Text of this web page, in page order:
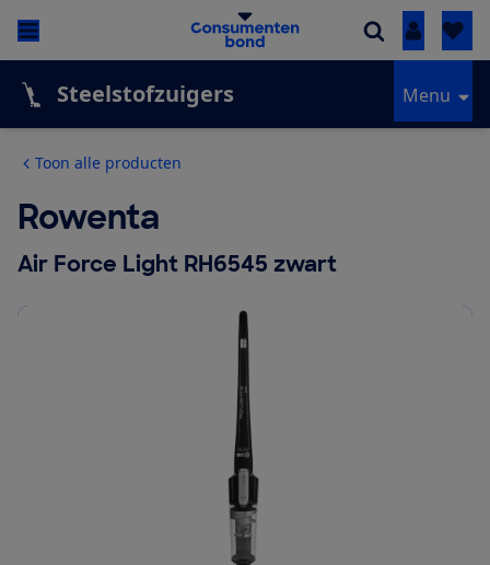
Inloggen
Steelstofzuigers Menu
Toon alle producten
Rowenta
Air Force Light RH6545 zwart